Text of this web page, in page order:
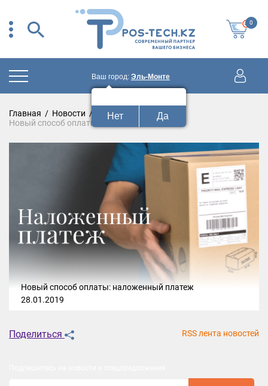
0
Ваш город: Эль-Монте
Нет Да
Главная / Новости /
Новый способ оплаты: наложенный платеж
Новый способ оплаты: наложенный платеж
28.01.2019
Поделиться RSS лента новостей